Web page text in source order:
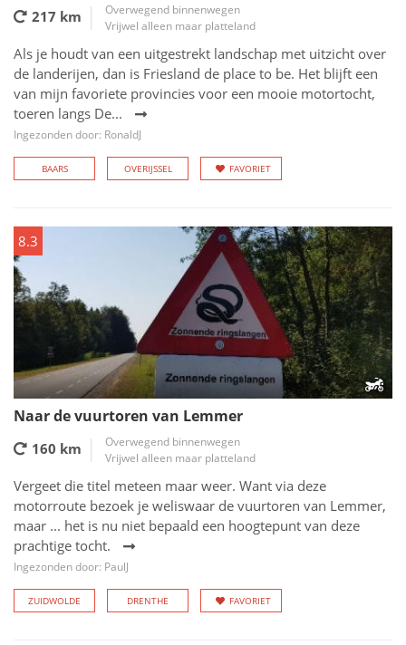
217 km
Overwegend binnenwegen
Vrijwel alleen maar platteland
Als je houdt van een uitgestrekt landschap met uitzicht over
de landerijen, dan is Friesland de place to be. Het blijft een
van mijn favoriete provincies voor een mooie motortocht,
toeren langs De...
Ingezonden door: RonaldJ
BAARS OVERIJSSEL FAVORIET
8.3
Naar de vuurtoren van Lemmer
160 km
Overwegend binnenwegen
Vrijwel alleen maar platteland
Vergeet die titel meteen maar weer. Want via deze
motorroute bezoek je weliswaar de vuurtoren van Lemmer,
maar ... het is nu niet bepaald een hoogtepunt van deze
prachtige tocht.
Ingezonden door: PaulJ
ZUIDWOLDE DRENTHE FAVORIET